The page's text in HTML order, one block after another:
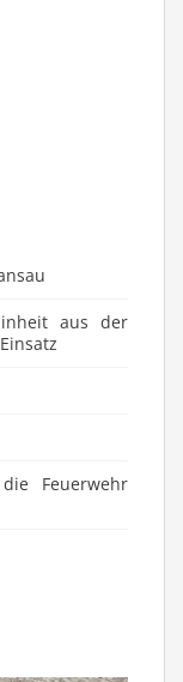
aus der
Feuerwehr